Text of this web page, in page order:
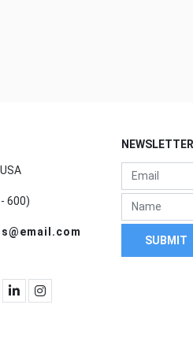
600)
NEWSLETTER
SUBMIT